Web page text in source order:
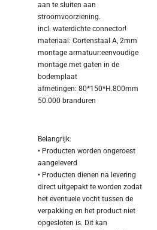
aan te sluiten aan
stroomvoorziening.
incl. waterdichte connector!
materiaal: Cortenstaal A, 2mm
montage armatuur:eenvoudige
montage met gaten in de
bodemplaat
afmetingen: 80*150*H.800mm
50.000 branduren
Belangrijk:
• Producten worden ongeroest
aangeleverd
• Producten dienen na levering
direct uitgepakt te worden zodat
het eventuele vocht tussen de
verpakking en het product niet
opgesloten is. Dit kan